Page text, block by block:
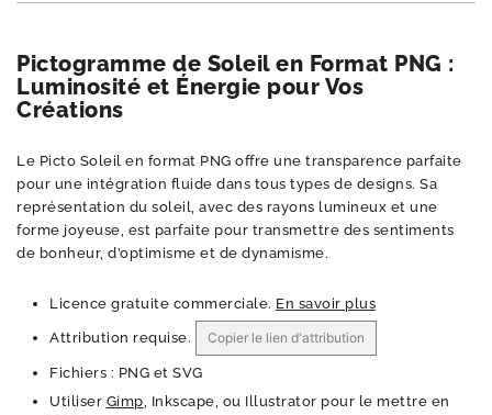
Pictogramme de Soleil en Format PNG :
Luminosité et Énergie pour Vos
Créations
Le Picto Soleil en format PNG offre une transparence parfaite
pour une intégration fluide dans tous types de designs. Sa
représentation du soleil, avec des rayons lumineux et une
forme joyeuse, est parfaite pour transmettre des sentiments
de bonheur, d’optimisme et de dynamisme.
Licence gratuite commerciale. En savoir plus
Attribution requise. Copier le lien d'attribution
Fichiers : PNG et SVG
Utiliser Gimp, Inkscape, ou Illustrator pour le mettre en